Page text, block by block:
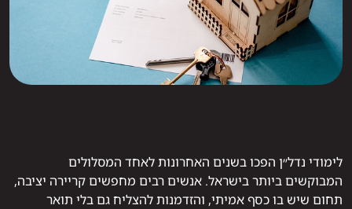
לימודי נדל״ן הפכו בשנים האחרונות לאחד המסלולים
המבוקשים ביותר בישראל. אנשים רבים מחפשים קריירה יציבה,
תחום שיש בו כסף אמיתי, והזדמנות להצליח גם בלי תואר